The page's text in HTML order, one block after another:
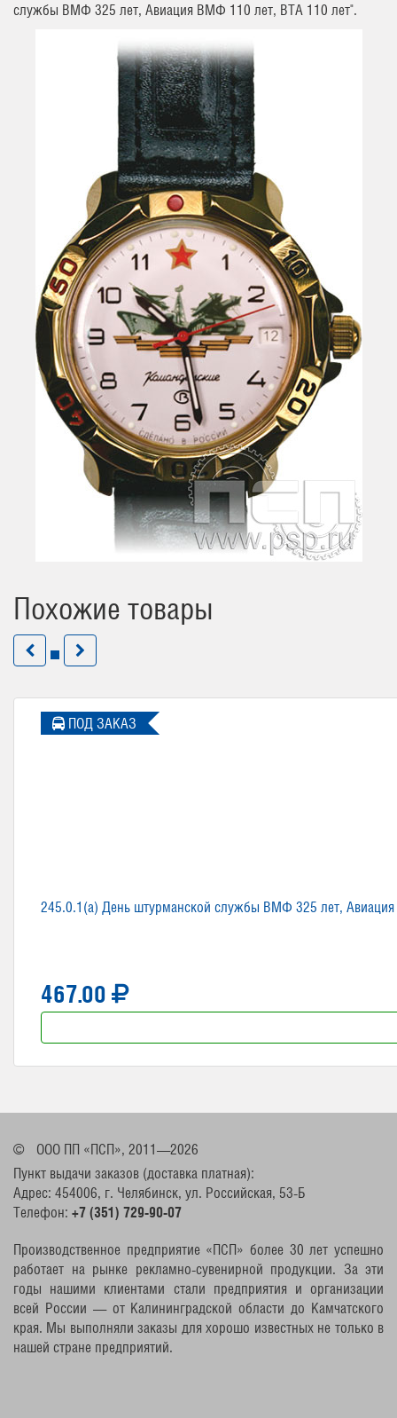
службы ВМФ 325 лет, Авиация ВМФ 110 лет, ВТА 110 лет".
Похожие товары
245.0.1(а) День штурманской службы ВМФ 325 лет,
467.00
ПОД ЗАКАЗ
©
ООО ПП «ПСП», 2011—2026
Пункт выдачи заказов (доставка платная):
Адрес: 454006, г. Челябинск, ул. Российская, 53-Б
Телефон: +7 (351) 729-90-07
Производственное предприятие «ПСП» более 30 лет успешно
работает на рынке рекламно-сувенирной продукции. За эти
годы нашими клиентами стали предприятия и организации
всей России — от Калининградской области до Камчатского
края. Мы выполняли заказы для хорошо известных не только в
нашей стране предприятий.